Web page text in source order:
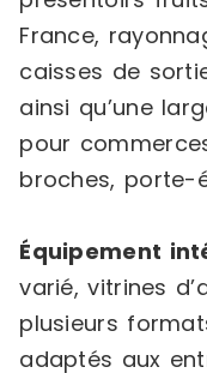
France,
caisses de
ainsi qu’une
pour
broches, porte-
Équipement
varié, vitrines
plusieurs
adaptés aux